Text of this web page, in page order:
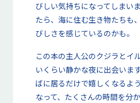
びしい気持ちになってしまい
たら、海に住む生き物たちも
びしさを感じているのかも。
この本の主人公のクジラとイ
いくらい静かな夜に出会いま
ばに居るだけで嬉しくなるよ
なって、たくさんの時間を分